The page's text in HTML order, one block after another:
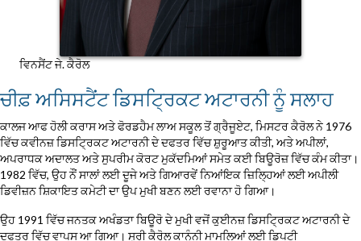
ਵਿਨਸੈਂਟ ਜੇ. ਕੈਰੋਲ
ਚੀਫ਼ ਅਸਿਸਟੈਂਟ ਡਿਸਟ੍ਰਿਕਟ ਅਟਾਰਨੀ ਨੂੰ ਸਲਾਹ
ਕਾਲਜ ਆਫ ਹੋਲੀ ਕਰਾਸ ਅਤੇ ਫੋਰਡਹੈਮ ਲਾਅ ਸਕੂਲ ਤੋਂ ਗ੍ਰੈਜੂਏਟ, ਮਿਸਟਰ ਕੈਰੋਲ ਨੇ 1976
ਵਿੱਚ ਕਵੀਨਜ਼ ਡਿਸਟ੍ਰਿਕਟ ਅਟਾਰਨੀ ਦੇ ਦਫਤਰ ਵਿੱਚ ਸ਼ੁਰੂਆਤ ਕੀਤੀ, ਅਤੇ ਅਪੀਲਾਂ,
ਅਪਰਾਧਕ ਅਦਾਲਤ ਅਤੇ ਸੁਪਰੀਮ ਕੋਰਟ ਮੁਕੱਦਮਿਆਂ ਸਮੇਤ ਕਈ ਬਿਊਰੋਜ਼ ਵਿੱਚ ਕੰਮ ਕੀਤਾ।
1982 ਵਿੱਚ, ਉਹ ਨੌਂ ਸਾਲਾਂ ਲਈ ਦੂਜੇ ਅਤੇ ਗਿਆਰਵੇਂ ਨਿਆਂਇਕ ਜ਼ਿਲ੍ਹਿਆਂ ਲਈ ਅਪੀਲੀ
ਡਿਵੀਜ਼ਨ ਸ਼ਿਕਾਇਤ ਕਮੇਟੀ ਦਾ ਉਪ ਮੁਖੀ ਬਣਨ ਲਈ ਰਵਾਨਾ ਹੋ ਗਿਆ।
ਉਹ 1991 ਵਿੱਚ ਜਨਤਕ ਅਖੰਡਤਾ ਬਿਊਰੋ ਦੇ ਮੁਖੀ ਵਜੋਂ ਕੁਈਨਜ਼ ਡਿਸਟ੍ਰਿਕਟ ਅਟਾਰਨੀ ਦੇ
ਦਫਤਰ ਵਿੱਚ ਵਾਪਸ ਆ ਗਿਆ। ਸ੍ਰੀ ਕੈਰੋਲ ਕਾਨੂੰਨੀ ਮਾਮਲਿਆਂ ਲਈ ਡਿਪਟੀ